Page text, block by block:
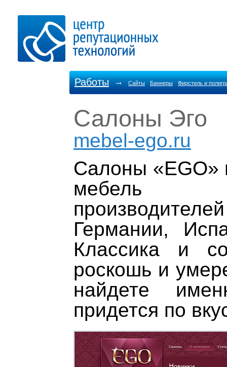
Работы → Сайты Баннеры Фирстиль и
Салоны Эго
mebel-ego.ru
Салоны «EGO»
мебель
Германии,
Классика и
роскошь и
найдете
придется по